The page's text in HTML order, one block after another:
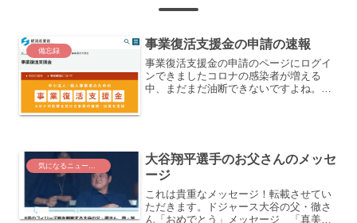
備忘録 事業復活支援金の申請の速報
事業復活支援金の申請のページにログイ
ンできましたコロナの感染者が増える
中、まだまだ油断できないですよね。身
大谷翔平選手のお父さんのメッセ
ージ
これは貴重なメッセージ！転載させてい
ただきます。ドジャース大谷の父・徹さ
ん「おめでとう」メッセージ 「真美子